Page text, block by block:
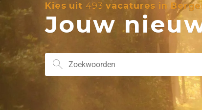
Kies uit 493 vacatures in
Jouw